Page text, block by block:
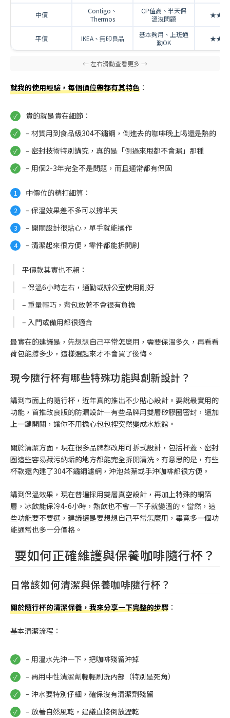
中價
Contigo、
Thermos
CP值高、半天保
溫沒問題
平價 IKEA、無印良品
基本夠用、上班通
勤OK
就我的使用經驗，每個價位帶都有其特色 ：
貴的就是貴在細節：
– 材質用到食品級304不鏽鋼，倒進去的咖啡晚上喝還是熱的
– 密封技術特別講究，真的是「倒過來甩都不會漏」那種
– 用個2-3年完全不是問題，而且通常都有保固
中價位的精打細算：
– 保溫效果差不多可以撐半天
– 開關設計很貼心，單手就能操作
– 清潔起來很方便，零件都能拆開刷
平價款其實也不賴：
– 保溫6小時左右，通勤或辦公室使用剛好
– 重量輕巧，背包放著不會很有負擔
– 入門或備用都很適合
最實在的建議是，先想想自己平常怎麼用，需要保溫多久，再看看
荷包能撐多少，這樣選起來才不會買了後悔。
現今隨行杯有哪些特殊功能與創新設計？
講到市面上的隨行杯，近年真的推出不少貼心設計。要說最實用的
功能，首推改良版的防漏設計—有些品牌用雙層矽膠圈密封，還加
上一鍵開關，讓你不用擔心包包裡突然變成水族館。
關於清潔方面，現在很多品牌都改用可拆式設計，包括杯蓋、密封
圈這些容易藏污納垢的地方都能完全拆開清洗。有意思的是，有些
杯款還內建了304不鏽鋼濾網，沖泡茶葉或手沖咖啡都很方便。
講到保溫效果，現在普遍採用雙層真空設計，再加上特殊的銅箔
層，冰飲能保冷4-6小時，熱飲也不會一下子就變溫的。當然，這
些功能要不要選，建議還是要想想自己平常怎麼用，畢竟多一個功
能通常也多一分價格。
要如何正確維護與保養咖啡隨行杯？
日常該如何清潔與保養咖啡隨行杯？
關於隨行杯的清潔保養，我來分享一下完整的步驟 ：
基本清潔流程：
– 用溫水先沖一下，把咖啡殘留沖掉
– 再用中性清潔劑輕輕刷洗內部（特別是死角）
– 沖水要特別仔細，確保沒有清潔劑殘留
– 放著自然風乾，建議直接倒放瀝乾